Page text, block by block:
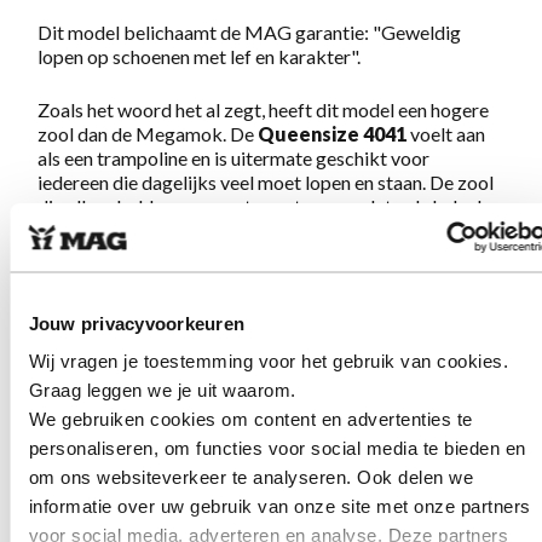
Jouw privacyvoorkeuren
Wij vragen je toestemming voor het gebruik van cookies.
Graag leggen we je uit waarom.
We gebruiken cookies om content en advertenties te
personaliseren, om functies voor social media te bieden en
om ons websiteverkeer te analyseren. Ook delen we
informatie over uw gebruik van onze site met onze partners
voor social media, adverteren en analyse. Deze partners
Dit model belichaamt de MAG garantie: "Geweldig
lopen op schoenen met lef en karakter".
Zoals het woord het al zegt, heeft dit model een hogere
zool dan de Megamok. De Queensize 4041 voelt aan
als een trampoline en is uitermate geschikt voor
iedereen die dagelijks veel moet lopen en staan. De zool
die alle schokken opvangt zorgt ervoor dat u de hele dag
energiek blijft. De schoenen zijn handgestikt en
geproduceerd volgens de traditionele mocassin
maakwijze.
Eigenschappen Queensize 4041 White
Gemaakt van sterk en soepel, gemakkelijk te
onderhouden Floater leer
Handgestikt, volgens oorspronkelijke mocassin
maakwijze
2 eyelet vetersluiting